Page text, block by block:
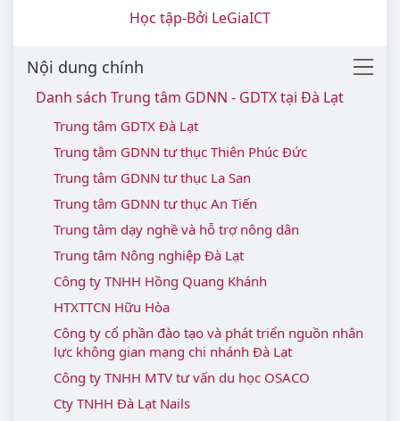
Học tập-Bởi LeGiaICT
Nội dung chính
Danh sách Trung tâm GDNN - GDTX tại Đà Lạt
Trung tâm GDTX Đà Lạt
Trung tâm GDNN tư thục Thiên Phúc Đức
Trung tâm GDNN tư thục La San
Trung tâm GDNN tư thục An Tiến
Trung tâm dạy nghề và hỗ trợ nông dân
Trung tâm Nông nghiệp Đà Lạt
Công ty TNHH Hồng Quang Khánh
HTXTTCN Hữu Hòa
Công ty cổ phần đào tạo và phát triển nguồn nhân
lực không gian mạng chi nhánh Đà Lạt
Công ty TNHH MTV tư vấn du học OSACO
Cty TNHH Đà Lạt Nails